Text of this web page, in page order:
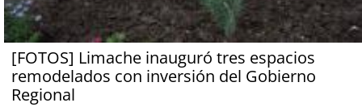
[FOTOS] Limache inauguró tres espacios
remodelados con inversión del Gobierno
Regional